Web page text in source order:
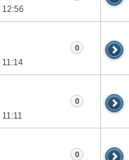
12:56
11:14
0
11:11
0
0